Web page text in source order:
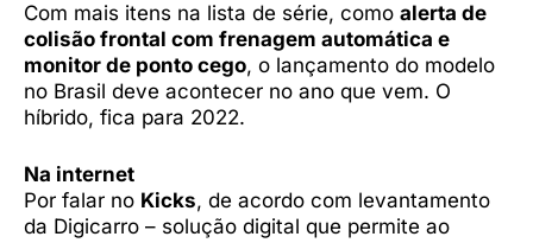
Com mais itens na lista de série, como alerta de
colisão frontal com frenagem automática e
monitor de ponto cego, o lançamento do modelo
no Brasil deve acontecer no ano que vem. O
híbrido, fica para 2022.
Na internet
Por falar no Kicks, de acordo com levantamento
da Digicarro – solução digital que permite ao